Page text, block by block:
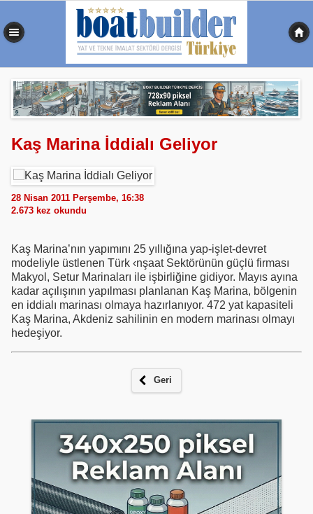
Kaş Marina İddialı Geliyor
28 Nisan 2011 Perşembe, 16:38
2.673 kez okundu
Kaş Marina’nın yapımını 25 yıllığına yap-işlet-devret
modeliyle üstlenen Türk ‹nşaat Sektörünün güçlü firması
Makyol, Setur Marinaları ile işbirliğine gidiyor. Mayıs ayına
kadar açılışının yapılması planlanan Kaş Marina, bölgenin
en iddialı marinası olmaya hazırlanıyor. 472 yat kapasiteli
Kaş Marina, Akdeniz sahilinin en modern marinası olmayı
hedeşiyor.
Geri
0,555 sn